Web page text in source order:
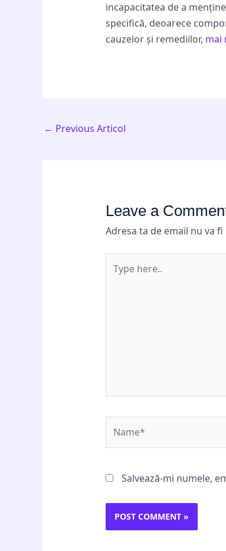
incapacitatea de a
specifică, deoarece
cauzelor și remediilor, mai
← Previous Articol
Leave a
Adresa ta de email nu va
here..
Salvează-mi numele,